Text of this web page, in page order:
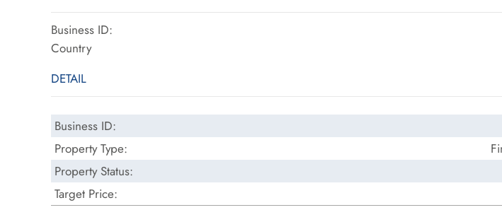
Business ID:
Country
DETAIL
Business ID:
Property Type:
Property Status:
Target Price: